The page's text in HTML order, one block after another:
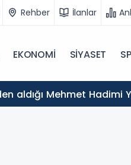
Rehber İlanlar
EKONOMİ SİYASET
aldığı Mehmet